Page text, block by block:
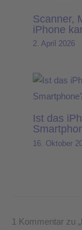
Scanner,
iPhone
2. April 2026
Ist das
16. Oktober
1 Kommentar zu